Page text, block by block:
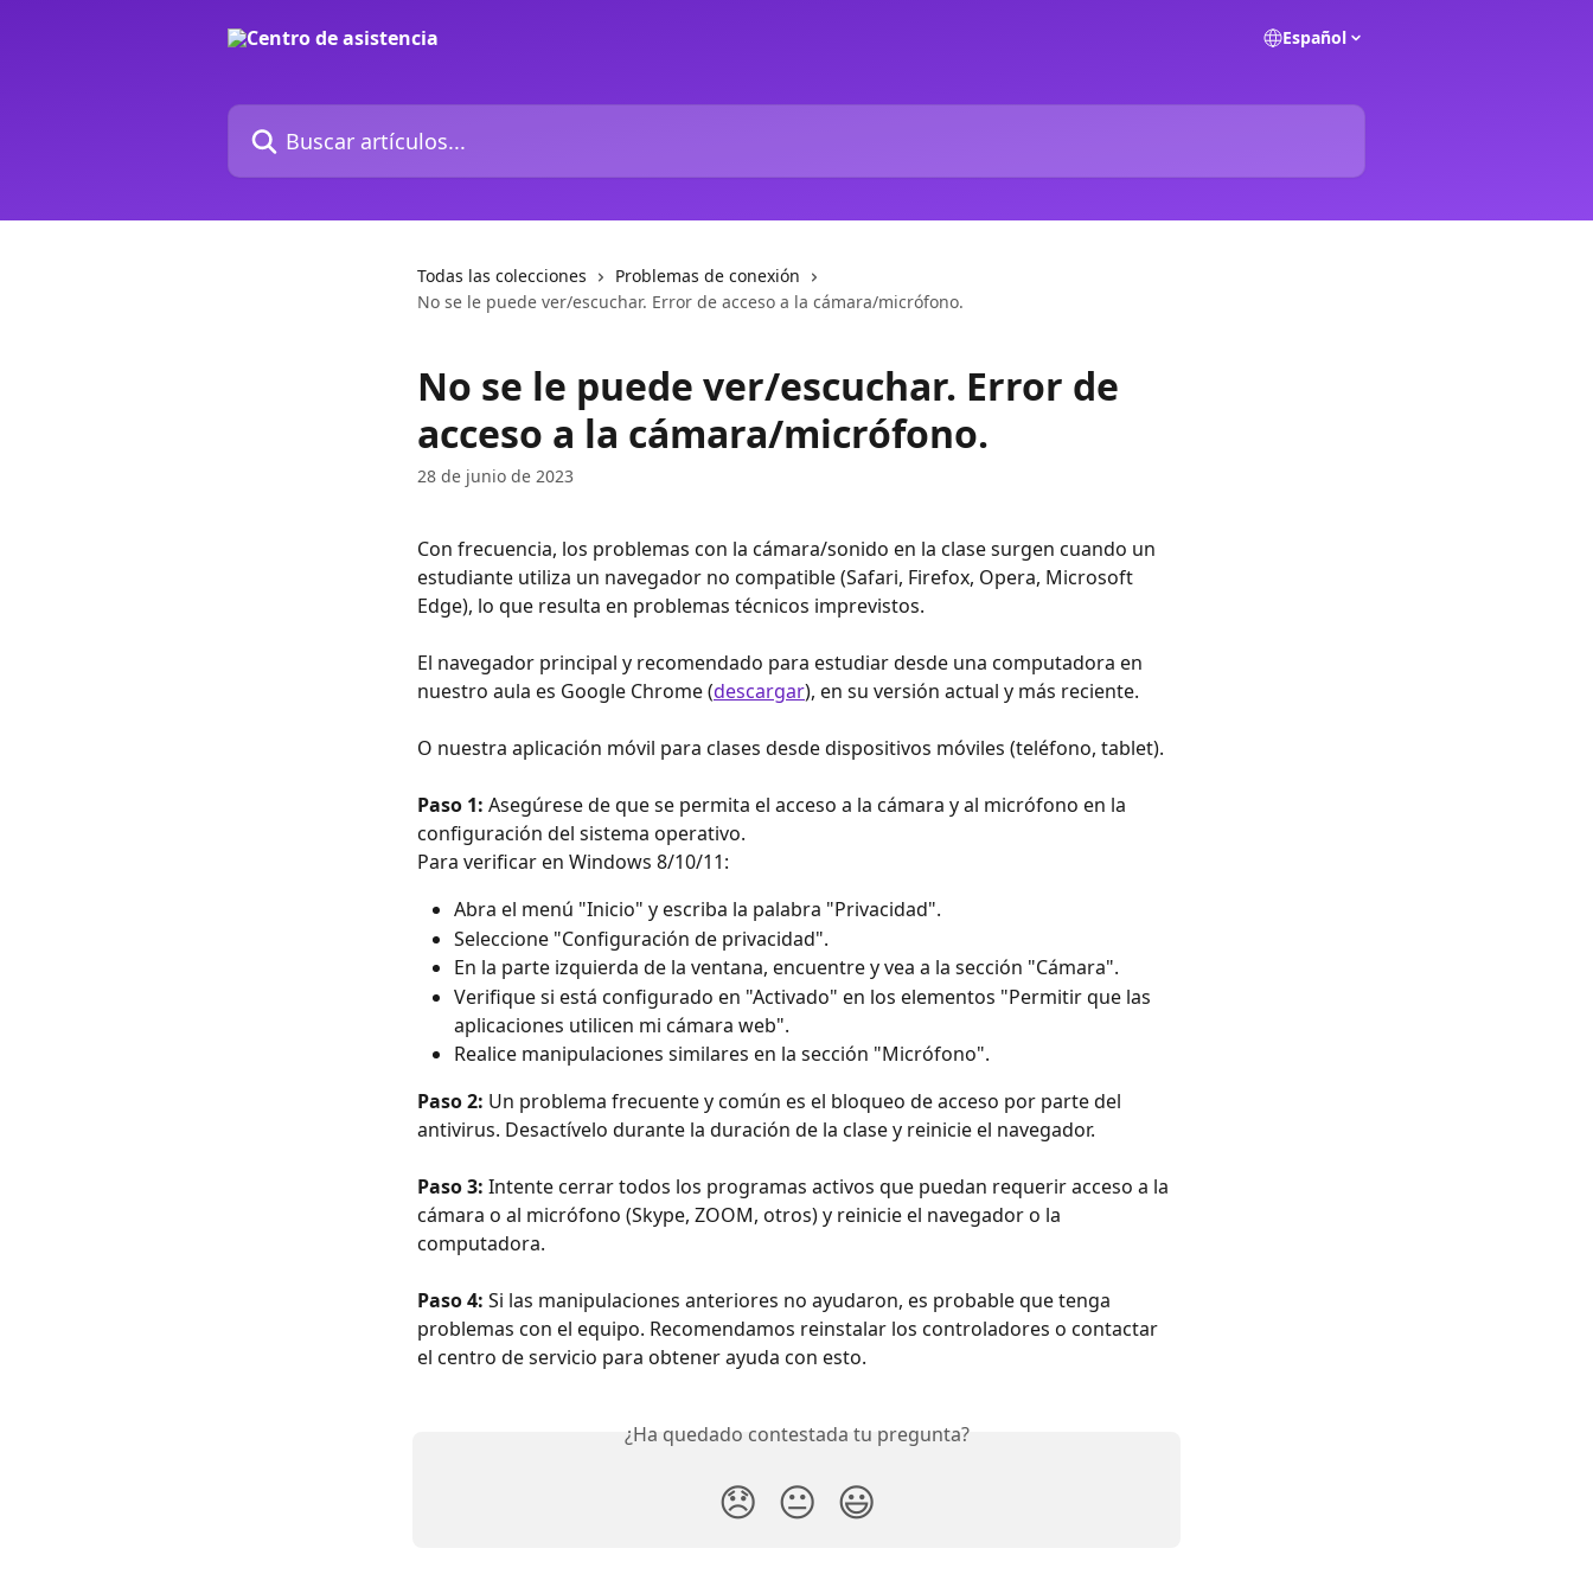
Español
Buscar artículos...
Todas las colecciones
Problemas de conexión
No se le puede ver/escuchar. Error de acceso a la cámara/micrófono.
No se le puede ver/escuchar. Error de
acceso a la cámara/micrófono.
28 de junio de 2023
Con frecuencia, los problemas con la cámara/sonido en la clase surgen cuando un
estudiante utiliza un navegador no compatible (Safari, Firefox, Opera, Microsoft
Edge), lo que resulta en problemas técnicos imprevistos.
El navegador principal y recomendado para estudiar desde una computadora en
nuestro aula es Google Chrome (descargar), en su versión actual y más reciente.
O nuestra aplicación móvil para clases desde dispositivos móviles (teléfono, tablet).
Paso 1: Asegúrese de que se permita el acceso a la cámara y al micrófono en la
configuración del sistema operativo.
Para verificar en Windows 8/10/11:
Abra el menú "Inicio" y escriba la palabra "Privacidad".
Seleccione "Configuración de privacidad".
En la parte izquierda de la ventana, encuentre y vea a la sección "Cámara".
Verifique si está configurado en "Activado" en los elementos "Permitir que las
aplicaciones utilicen mi cámara web".
Realice manipulaciones similares en la sección "Micrófono".
Paso 2: Un problema frecuente y común es el bloqueo de acceso por parte del
antivirus. Desactívelo durante la duración de la clase y reinicie el navegador.
Paso 3: Intente cerrar todos los programas activos que puedan requerir acceso a la
cámara o al micrófono (Skype, ZOOM, otros) y reinicie el navegador o la
computadora.
Paso 4: Si las manipulaciones anteriores no ayudaron, es probable que tenga
problemas con el equipo. Recomendamos reinstalar los controladores o contactar
el centro de servicio para obtener ayuda con esto.
¿Ha quedado contestada tu pregunta?
😞 😐 😃